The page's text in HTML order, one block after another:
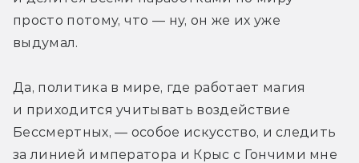
просто потому, что — ну, он же их уже
выдумал.
Да, политика в мире, где работает магия
и приходится учитывать воздействие
Бессмертных, — особое искусство, и следить
за линией императора и Крыс с Гончими мне